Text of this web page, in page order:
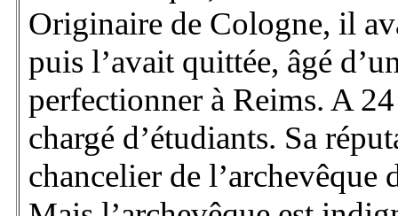
Originaire de Cologne, il
puis l’avait quittée, âgé
perfectionner à Reims. A
chargé d’étudiants. Sa
chancelier de l’archevêque